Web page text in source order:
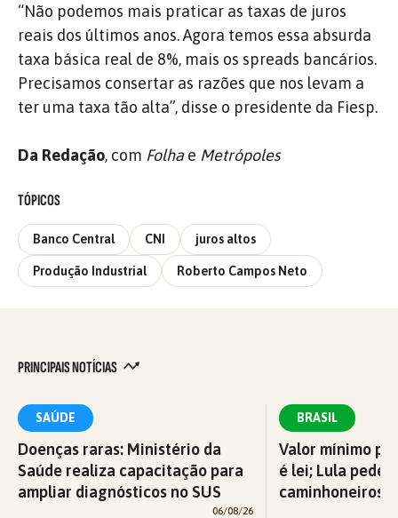
“Não podemos mais praticar as taxas de juros
reais dos últimos anos. Agora temos essa absurda
taxa básica real de 8%, mais os spreads bancários.
Precisamos consertar as razões que nos levam a
ter uma taxa tão alta”, disse o presidente da Fiesp.
Da Redação, com Folhae Metrópoles
TÓPICOS
Banco Central CNI juros altos
Produção Industrial Roberto Campos Neto
PRINCIPAIS NOTÍCIAS
SAÚDE
Doenças raras: Ministério da
Saúde realiza capacitação para
ampliar diagnósticos no SUS
06/08/26
BRASIL
Valor mínimo
é lei; Lula pede
caminhoneiros